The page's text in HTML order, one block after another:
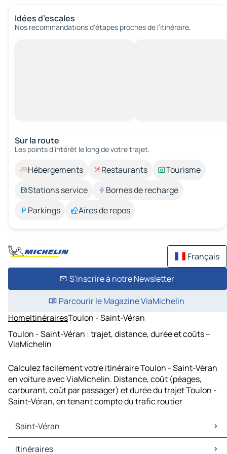
Idées d’escales
Nos recommandations d'étapes proches de l’itinéraire.
Sur la route
Les points d’intérêt le long de votre trajet.
Hébergements Restaurants
Tourisme
Stations service
Bornes de recharge
Parkings
Aires de repos
Français
S'inscrire à notre Newsletter
Parcourir le Magazine ViaMichelin
HomeItinérairesToulon - Saint-Véran
Toulon - Saint-Véran : trajet, distance, durée et coûts –
ViaMichelin
Calculez facilement votre itinéraire Toulon - Saint-Véran
en voiture avec ViaMichelin. Distance, coût (péages,
carburant, coût par passager) et durée du trajet Toulon -
Saint-Véran, en tenant compte du trafic routier
Saint-Véran
Saint-Véran Cartes et plans
Itinéraires